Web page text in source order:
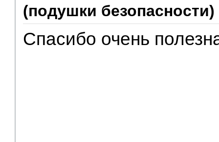
(подушки безопасности)
Спасибо очень